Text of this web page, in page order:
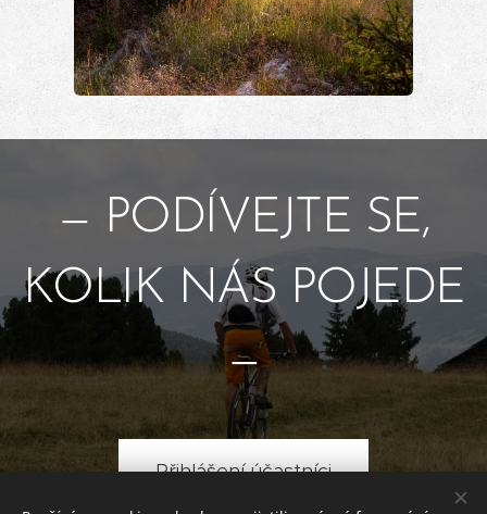
— PODÍVEJTE SE,
KOLIK NÁS POJEDE
—
Přihlášení účastníci